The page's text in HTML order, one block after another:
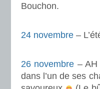
Bouchon.
24 novembre –
26 novembre – AH
dans l’un de ses